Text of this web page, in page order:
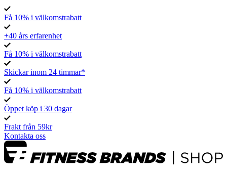
Få 10% i välkomstrabatt
+40 års erfarenhet
Få 10% i välkomstrabatt
Skickar inom 24 timmar*
Få 10% i välkomstrabatt
Öppet köp i 30 dagar
Frakt från 59kr
Kontakta oss